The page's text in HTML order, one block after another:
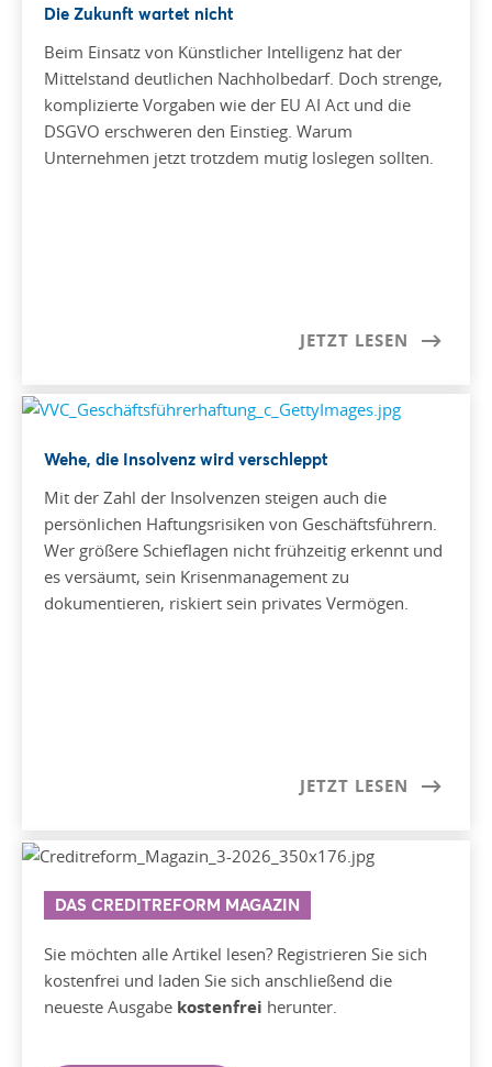
Die Zukunft wartet nicht
Beim Einsatz von Künstlicher Intelligenz hat der
Mittelstand deutlichen Nachholbedarf. Doch strenge,
komplizierte Vorgaben wie der EU AI Act und die
DSGVO erschweren den Einstieg. Warum
Unternehmen jetzt trotzdem mutig loslegen sollten.
JETZT LESEN
Wehe, die Insolvenz wird verschleppt
Mit der Zahl der Insolvenzen steigen auch die
persönlichen Haftungsrisiken von Geschäftsführern.
Wer größere Schieflagen nicht frühzeitig erkennt und
es versäumt, sein Krisenmanagement zu
dokumentieren, riskiert sein privates Vermögen.
JETZT LESEN
DAS CREDITREFORM MAGAZIN
Sie möchten alle Artikel lesen? Registrieren Sie sich
kostenfrei und laden Sie sich anschließend die
neueste Ausgabe kostenfrei herunter.